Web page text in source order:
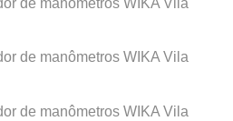
de manômetros WIKA
de manômetros WIKA Vila
de manômetros WIKA Vila
de manômetros WIKA Vila